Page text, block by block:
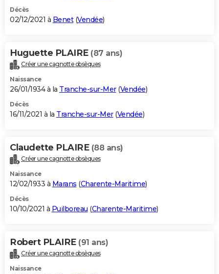
Décès
02/12/2021 à Benet(Vendée)
Huguette PLAIRE (87 ans)
Créer une cagnotte obsèques
Naissance
26/01/1934 à la Tranche-sur-Mer(Vendée)
Décès
16/11/2021 à la Tranche-sur-Mer(Vendée)
Claudette PLAIRE (88 ans)
Créer une cagnotte obsèques
Naissance
12/02/1933 à Marans (Charente-Maritime)
Décès
10/10/2021 à Puilboreau (Charente-Maritime)
Robert PLAIRE (91 ans)
Créer une cagnotte obsèques
Naissance